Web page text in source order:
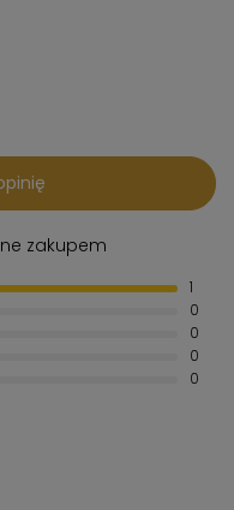
zakupem
1
0
0
0
0